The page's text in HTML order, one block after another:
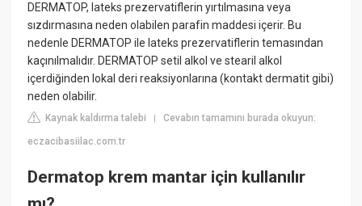
DERMATOP, lateks prezervatiflerin yırtılmasına veya
sızdırmasına neden olabilen parafin maddesi içerir. Bu
nedenle DERMATOP ile lateks prezervatiflerin temasından
kaçınılmalıdır. DERMATOP setil alkol ve stearil alkol
içerdiğinden lokal deri reaksiyonlarına (kontakt dermatit gibi)
neden olabilir.
Kaynak kaldırma talebi |Cevabın tamamını burada okuyun:
eczacibasiilac.com.tr
Dermatop krem mantar için kullanılır